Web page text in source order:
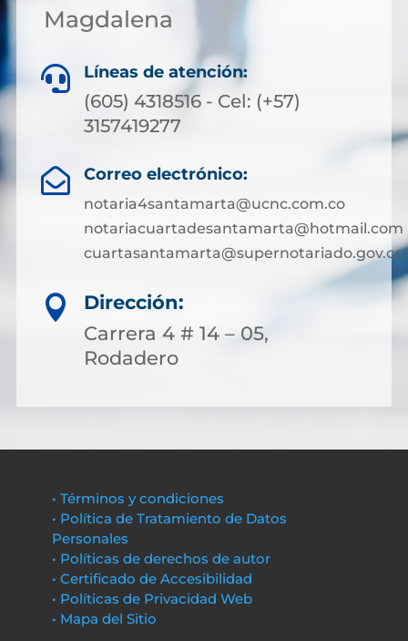
Magdalena
 Líneas de atención:
(605) 4318516 - Cel: (+57)
3157419277
 Correo electrónico:
notaria4santamarta@ucnc.com.co
notariacuartadesantamarta@hotmail.com
cuartasantamarta@supernotariado.gov.co

Dirección:
Carrera 4 # 14 – 05,
Rodadero
• Términos y condiciones
• Política de Tratamiento de Datos
Personales
• Políticas de derechos de autor
• Certificado de Accesibilidad
• Políticas de Privacidad Web
• Mapa del Sitio